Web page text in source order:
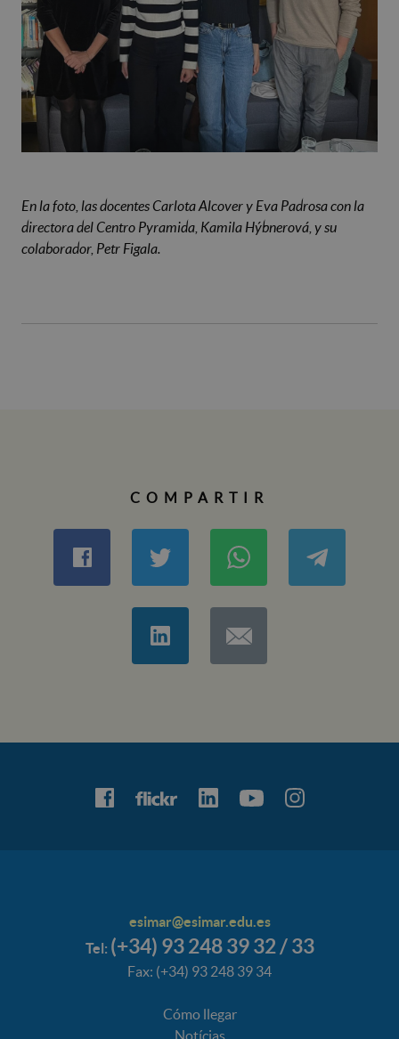
En la foto, las docentes Carlota Alcover y Eva Padrosa con la
directora del Centro Pyramida, Kamila Hýbnerová, y su
colaborador, Petr Figala.
COMPARTIR
esimar@esimar.edu.es
Tel: (+34) 93 248 39 32 / 33
Fax: (+34) 93 248 39 34
Cómo llegar
Notícias